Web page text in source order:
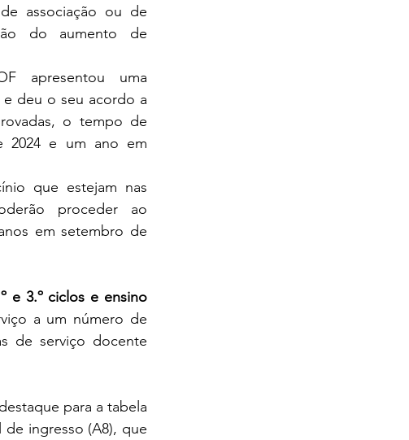
associação ou de
do aumento de
apresentou uma
deu o seu acordo a
o tempo de
2024 e um ano em
que estejam nas
proceder ao
em setembro de
e 3.º ciclos e ensino
a um número de
de serviço docente
para a tabela
ingresso (A8), que